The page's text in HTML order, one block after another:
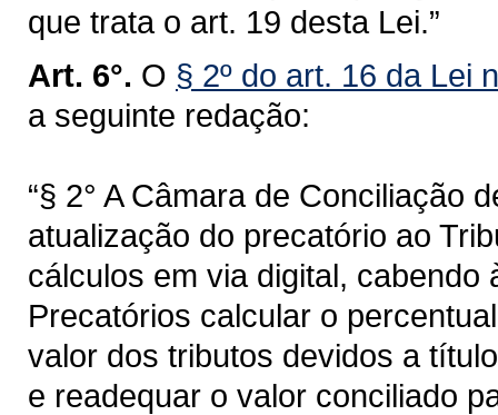
que trata o art. 19 desta Lei.”
Art. 6°. O § 2º do art. 16 da Lei
a seguinte redação:
“§ 2° A Câmara de Conciliação
atualização do precatório ao
cálculos em via digital, cabendo
Precatórios calcular o
valor dos tributos devidos a
e readequar o valor conciliado